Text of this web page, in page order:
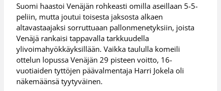
Suomi haastoi Venäjän rohkeasti omilla aseillaan 5-5-
peliin, mutta joutui toisesta jaksosta alkaen
altavastaajaksi sorruttuaan pallonmenetyksiin, joista
Venäjä rankaisi tappavalla tarkkuudella
ylivoimahyökkäyksillään. Vaikka taululla komeili
ottelun lopussa Venäjän 29 pisteen voitto, 16-
vuotiaiden tyttöjen päävalmentaja Harri Jokela oli
näkemäänsä tyytyväinen.